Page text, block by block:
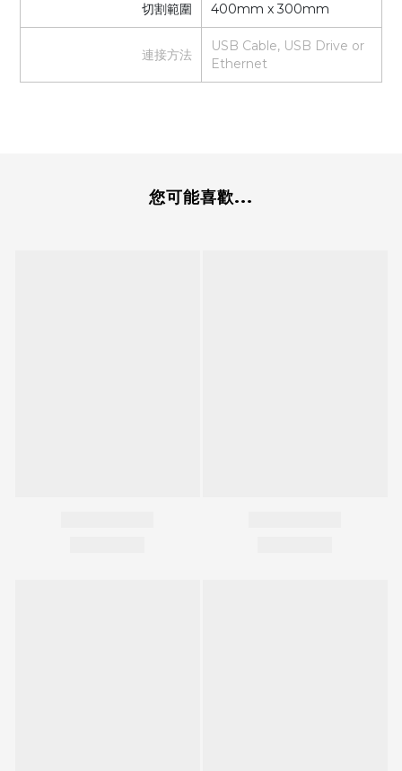
切割範圍 400mm x 300mm
連接方法
USB Cable, USB Drive or
Ethernet
您可能喜歡...